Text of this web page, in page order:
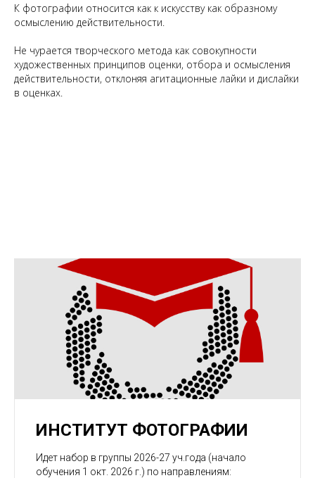
К фотографии относится как к искусству как образному
осмыслению действительности.
Не чурается творческого метода как совокупности
художественных принципов оценки, отбора и осмысления
действительности, отклоняя агитационные лайки и дислайки
в оценках.
ИНСТИТУТ ФОТОГРАФИИ
Идет набор в группы 2026-27 уч.года (начало
обучения 1 окт. 2026 г.) по направлениям: